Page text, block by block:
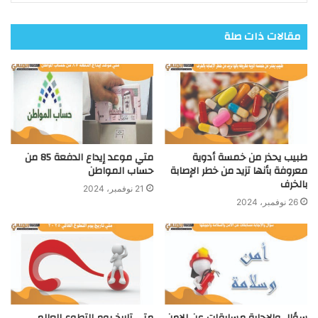
مقالات ذات صلة
طبيب يحذر من خمسة أدوية
معروفة بأنها تزيد من خطر الإصابة
بالخرف
26 نوفمبر، 2024
متي موعد إيداع الدفعة 85 من
حساب المواطن
21 نوفمبر، 2024